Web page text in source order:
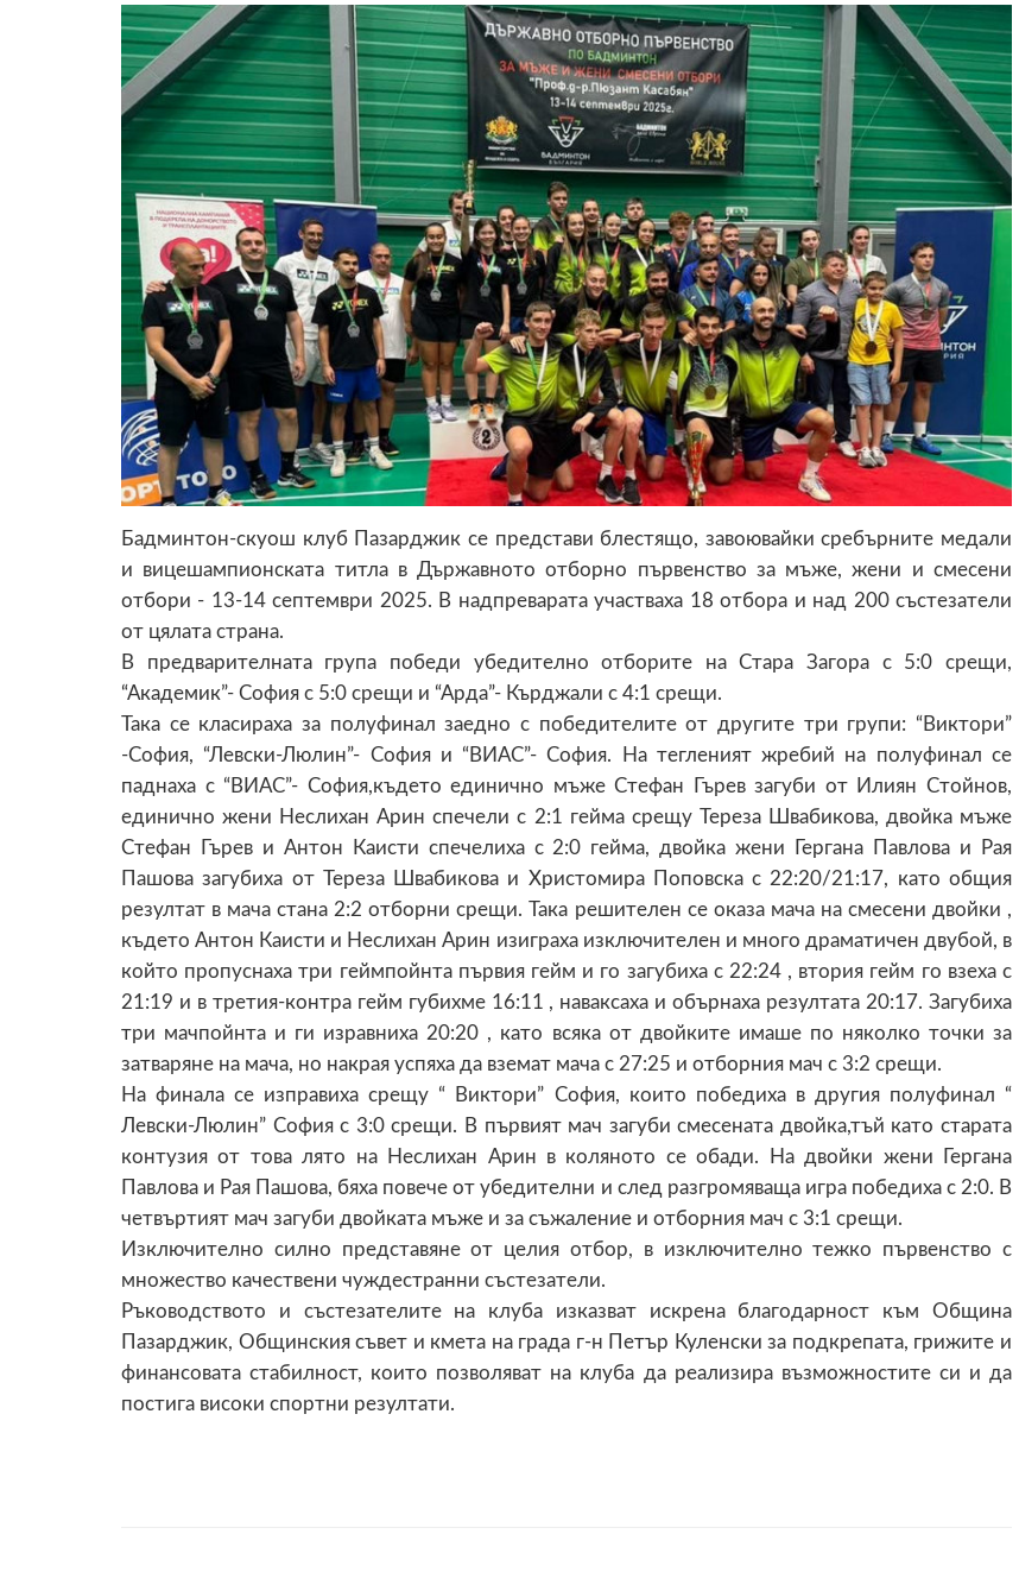
Бадминтон-скуош клуб Пазарджик се представи блестящо, завоювайки сребърните медали
и вицешампионската титла в Държавното отборно първенство за мъже, жени и смесени
отбори - 13-14 септември 2025. В надпреварата участваха 18 отбора и над 200 състезатели
от цялата страна.
В предварителната група победи убедително отборите на Стара Загора с 5:0 срещи,
“Академик”- София с 5:0 срещи и “Арда”- Кърджали с 4:1 срещи.
Така се класираха за полуфинал заедно с победителите от другите три групи: “Виктори”
-София, “Левски-Люлин”- София и “ВИАС”- София. На тегленият жребий на полуфинал се
паднаха с “ВИАС”- София,където единично мъже Стефан Гърев загуби от Илиян Стойнов,
единично жени Неслихан Арин спечели с 2:1 гейма срещу Тереза Швабикова, двойка мъже
Стефан Гърев и Антон Каисти спечелиха с 2:0 гейма, двойка жени Гергана Павлова и Рая
Пашова загубиха от Тереза Швабикова и Христомира Поповска с 22:20/21:17, като общия
резултат в мача стана 2:2 отборни срещи. Така решителен се оказа мача на смесени двойки ,
където Антон Каисти и Неслихан Арин изиграха изключителен и много драматичен двубой, в
който пропуснаха три геймпойнта първия гейм и го загубиха с 22:24 , втория гейм го взеха с
21:19 и в третия-контра гейм губихме 16:11 , наваксаха и обърнаха резултата 20:17. Загубиха
три мачпойнта и ги изравниха 20:20 , като всяка от двойките имаше по няколко точки за
затваряне на мача, но накрая успяха да вземат мача с 27:25 и отборния мач с 3:2 срещи.
На финала се изправиха срещу “ Виктори” София, които победиха в другия полуфинал “
Левски-Люлин” София с 3:0 срещи. В първият мач загуби смесената двойка,тъй като старата
контузия от това лято на Неслихан Арин в коляното се обади. На двойки жени Гергана
Павлова и Рая Пашова, бяха повече от убедителни и след разгромяваща игра победиха с 2:0. В
четвъртият мач загуби двойката мъже и за съжаление и отборния мач с 3:1 срещи.
Изключително силно представяне от целия отбор, в изключително тежко първенство с
множество качествени чуждестранни състезатели.
Ръководството и състезателите на клуба изказват искрена благодарност към Община
Пазарджик, Общинския съвет и кмета на града г-н Петър Куленски за подкрепата, грижите и
финансовата стабилност, които позволяват на клуба да реализира възможностите си и да
постига високи спортни резултати.